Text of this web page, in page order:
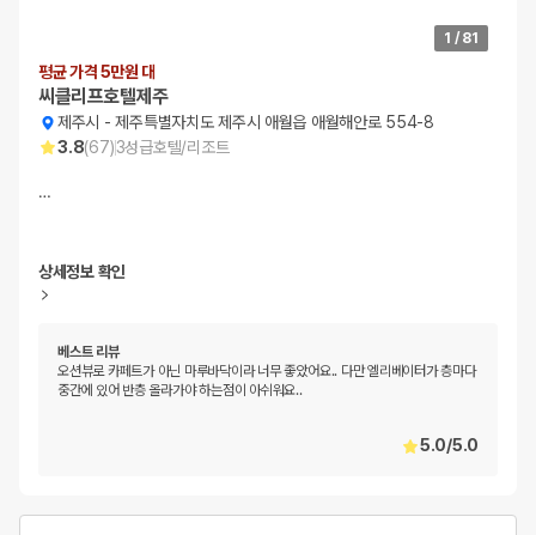
1 / 81
평균 가격 5만원 대
씨클리프호텔제주
제주시 -제주특별자치도 제주시 애월읍 애월해안로 554-8
3.8(67)3성급호텔/리조트
…
상세정보 확인
베스트 리뷰
오션뷰로 카페트가 아닌 마루바닥이라 너무 좋았어요.. 다만 엘리베이터가 층마다
중간에 있어 반층 올라가야 하는점이 아쉬워요..
5.0/5.0